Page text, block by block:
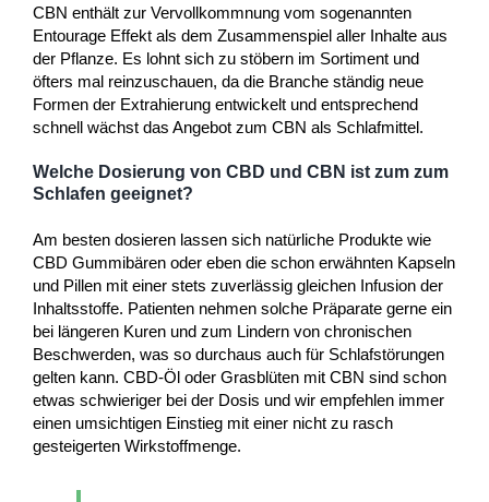
CBN enthält zur Vervollkommnung vom sogenannten
Entourage Effekt als dem Zusammenspiel aller Inhalte aus
der Pflanze. Es lohnt sich zu stöbern im Sortiment und
öfters mal reinzuschauen, da die Branche ständig neue
Formen der Extrahierung entwickelt und entsprechend
schnell wächst das Angebot zum CBN als Schlafmittel.
Welche Dosierung von CBD und CBN ist zum zum
Schlafen geeignet?
Am besten dosieren lassen sich natürliche Produkte wie
CBD Gummibären oder eben die schon erwähnten Kapseln
und Pillen mit einer stets zuverlässig gleichen Infusion der
Inhaltsstoffe. Patienten nehmen solche Präparate gerne ein
bei längeren Kuren und zum Lindern von chronischen
Beschwerden, was so durchaus auch für Schlafstörungen
gelten kann. CBD-Öl oder Grasblüten mit CBN sind schon
etwas schwieriger bei der Dosis und wir empfehlen immer
einen umsichtigen Einstieg mit einer nicht zu rasch
gesteigerten Wirkstoffmenge.